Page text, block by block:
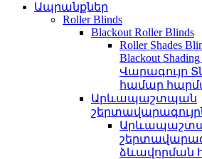
Ապրանքներ
Roller Blinds
Blackout Roller Blinds
Roller Shades
Blackout
Վարագույր
համար
Արևապաշտպան
ձևավորման